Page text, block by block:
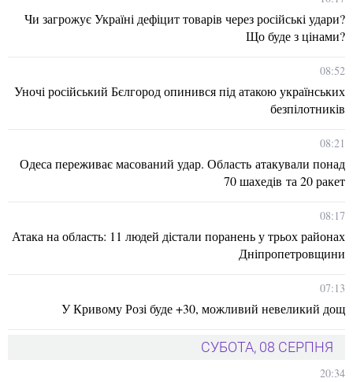
Чи загрожує Україні дефіцит товарів через російські удари?
Що буде з цінами?
08:52
Уночі російський Бєлгород опинився під атакою українських
безпілотників
08:21
Одеса переживає масований удар. Область атакували понад
70 шахедів та 20 ракет
08:17
Атака на область: 11 людей дістали поранень у трьох районах
Дніпропетровщини
07:13
У Кривому Розі буде +30, можливий невеликий дощ
СУБОТА, 08 СЕРПНЯ
20:34